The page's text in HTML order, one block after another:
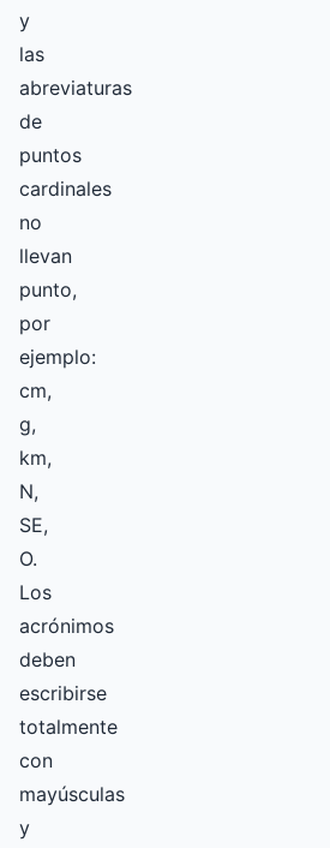
y
las
abreviaturas
de
puntos
cardinales
no
llevan
punto,
por
ejemplo:
cm,
g,
km,
N,
SE,
O.
Los
acrónimos
deben
escribirse
totalmente
con
mayúsculas
y